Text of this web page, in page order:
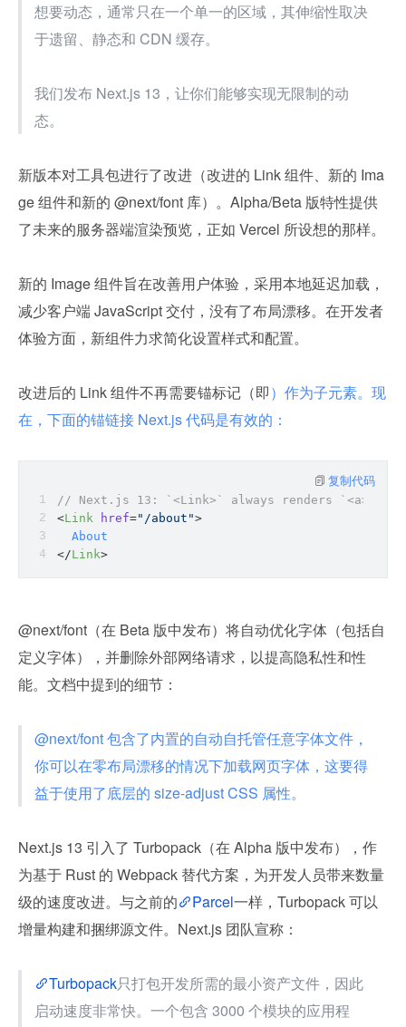
想要动态，通常只在一个单一的区域，其伸缩性取决
于遗留、静态和 CDN 缓存。
我们发布 Next.js 13，让你们能够实现无限制的动
态。
新版本对工具包进行了改进（改进的 Link 组件、新的 Ima
ge 组件和新的 @next/font 库）。Alpha/Beta 版特性提供
了未来的服务器端渲染预览，正如 Vercel 所设想的那样。
新的 Image 组件旨在改善用户体验，采用本地延迟加载，
减少客户端 JavaScript 交付，没有了布局漂移。在开发者
体验方面，新组件力求简化设置样式和配置。
改进后的 Link 组件不再需要锚标记（即）作为子元素。现
在，下面的锚链接 Next.js 代码是有效的：
// Next.js 13: `<Link>` always renders `<a>`
<Link href="/about">
  About
</Link>
复制代码
@next/font（在 Beta 版中发布）将自动优化字体（包括自
定义字体），并删除外部网络请求，以提高隐私性和性
能。文档中提到的细节：
@next/font 包含了内置的自动自托管任意字体文件，
你可以在零布局漂移的情况下加载网页字体，这要得
益于使用了底层的 size-adjust CSS 属性。
Next.js 13 引入了 Turbopack（在 Alpha 版中发布），作
为基于 Rust 的 Webpack 替代方案，为开发人员带来数量
级的速度改进。与之前的
Parcel一样，Turbopack 可以
增量构建和捆绑源文件。Next.js 团队宣称：
Turbopack只打包开发所需的最小资产文件，因此
启动速度非常快。一个包含 3000 个模块的应用程